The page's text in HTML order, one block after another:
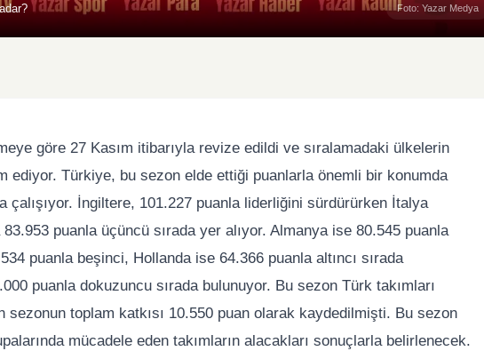
Foto: Yazar Medya
göre 27 Kasım itibarıyla revize edildi ve sıralamadaki ülkelerin
ediyor. Türkiye, bu sezon elde ettiği puanlarla önemli bir konumda
çalışıyor. İngiltere, 101.227 puanla liderliğini sürdürürken İtalya
puanla üçüncü sırada yer alıyor. Almanya ise 80.545 puanla
puanla beşinci, Hollanda ise 64.366 puanla altıncı sırada
puanla dokuzuncu sırada bulunuyor. Bu sezon Türk takımları
sezonun toplam katkısı 10.550 puan olarak kaydedilmişti. Bu sezon
mücadele eden takımların alacakları sonuçlarla belirlenecek.